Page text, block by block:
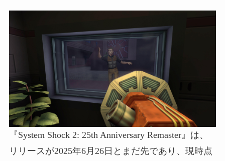
『System Shock 2: 25th Anniversary Remaster』は、
リリースが2025年6月26日とまだ先であり、現時点